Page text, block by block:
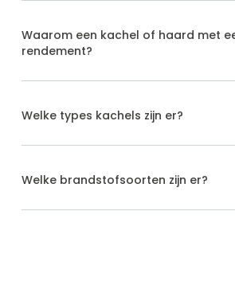
Waarom een kachel of haard met
rendement?
Welke types kachels zijn er?
Welke brandstofsoorten zijn er?